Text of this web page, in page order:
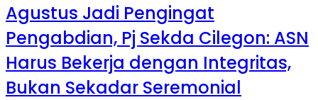
Agustus Jadi Pengingat
Pengabdian, Pj Sekda Cilegon: ASN
Harus Bekerja dengan Integritas,
Bukan Sekadar Seremonial